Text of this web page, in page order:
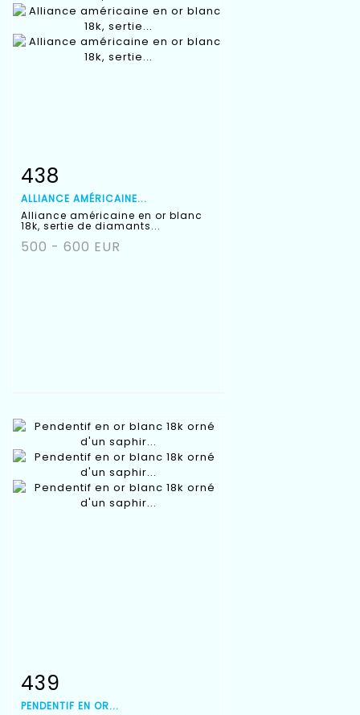
Fiche détaillée
438
ALLIANCE AMÉRICAINE...
Alliance américaine en or blanc
18k, sertie de diamants...
500 - 600 EUR
Fiche détaillée
439
PENDENTIF EN OR...